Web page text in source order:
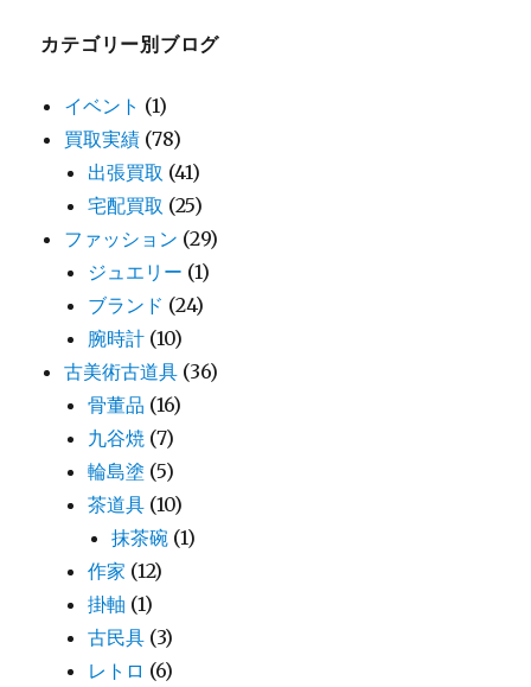
カテゴリー別ブログ
イベント (1)
買取実績 (78)
出張買取 (41)
宅配買取 (25)
ファッション (29)
ジュエリー (1)
ブランド (24)
腕時計 (10)
古美術古道具 (36)
骨董品 (16)
九谷焼 (7)
輪島塗 (5)
茶道具 (10)
抹茶碗 (1)
作家 (12)
掛軸 (1)
古民具 (3)
レトロ (6)